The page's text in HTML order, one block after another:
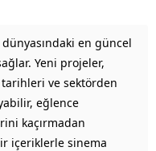
en güncel
Yeni projeler,
ve sektörden
eğlence
kaçırmadan
içeriklerle sinema